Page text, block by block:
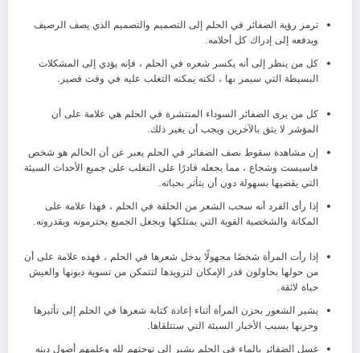
ترمز رؤية الضفائر في الحلم إلى التصميم والتصميم الذي يصف الرصيف
ويدفعه إلى إدراك كل أحلامه.
كل من ينظر إلى أنه يكسر شعره في الحلم ، فإنه يؤدي إلى المشكلات
البسيطة التي سيمر بها ، لكنه يمكنه التغلب عليه في وقت قصير.
كل من يرى الضفائر السوداء المنتشرة في الحلم هي علامة على أن
المؤشر لا يثق بالآخرين ويجب أن يغير ذلك.
إن مشاهدة سقوط نصف الضفائر في الحلم يعبر عن أن الحالم هو شخص
فاسيست وشجاع ، مما يجعله قادرًا على التغلب على جميع الأحداث السيئة
التي يقضيها بسهولة دون أن يتأثر بحياته.
إذا رأى الفرد أنه سحب الشعر من الحلقة في الحلم ، فهذا علامة على
المكانة والشخصية القوية التي يمتلكها ويجعل الجميع يحترمونه ويقدرونه.
إذا رأت المرأة شخصًا مجهولًا يدخل شعرها في الحلم ، فهذه علامة على أن
من حولها يحاولون قدر الإمكان لتزويدها لتتمكن من تسوية ديونها والعيش
حياة لائقة.
يشير الشعور بحزن المرأة أثناء إعادة كتابة شعرها في الحلم إلى تأثيرها
وحزنها بسبب الأخبار السيئة التي ستتلقاها.
غسل الضفائر بالماء في الحلم يشير إلى توحتهم لله وعلمهم أصول دينه